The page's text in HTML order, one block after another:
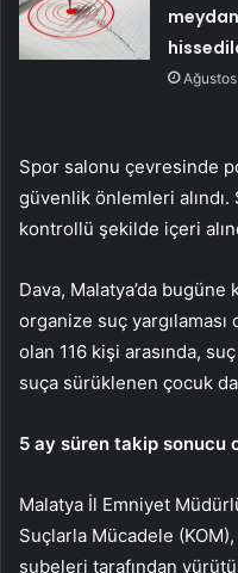
Spor salonu çevresinde
güvenlik önlemleri alındı.
kontrollü şekilde içeri
Dava, Malatya’da bugüne
organize suç yargılaması
olan 116 kişi arasında,
suça sürüklenen çocuk
5 ay süren takip sonucu
Malatya İl Emniyet
Suçlarla Mücadele
şubeleri tarafından